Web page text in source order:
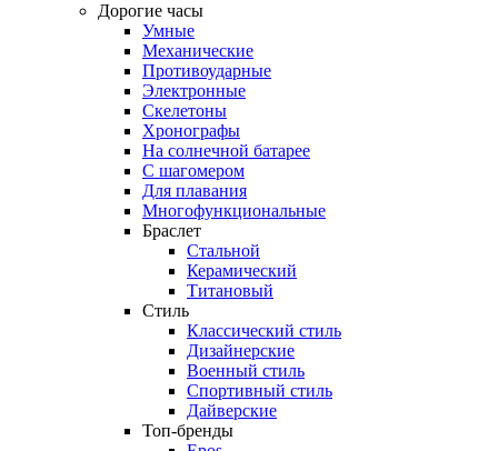
Дорогие часы
Умные
Механические
Противоударные
Электронные
Скелетоны
Хронографы
На солнечной батарее
С шагомером
Для плавания
Многофункциональные
Браслет
Стальной
Керамический
Титановый
Стиль
Классический стиль
Дизайнерские
Военный стиль
Спортивный стиль
Дайверские
Топ-бренды